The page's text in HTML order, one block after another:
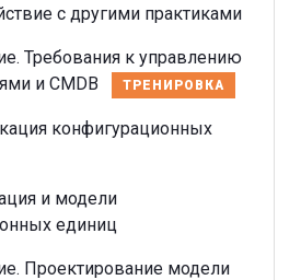
с другими практиками
Требования к управлению
и CMDB
ТРЕНИРОВКА
конфигурационных
и модели
единиц
Проектирование модели